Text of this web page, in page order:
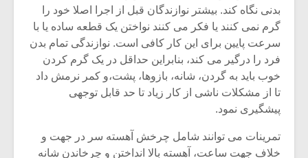
بدنی نگاه کند. بیشتر نوازندگان قبل از اجرا اصلا خود را
گرم نمی کنند یا فکر می کنند نواختن یک قطعه ساده یا با
سرعت پایین برای این کار کافی است. نوازندگی تمام بدن
فرد را درگیر می کند، بنابراین حداقل در یک گرم کردن
خوب باید به گردن، شانه، بازوها، پشت،و کمر نرمش داد
تا از مشکلات ناشی از کار زیاد تا حد قابل توجهی
پیشگیری نمود.
تمرینات می توانند شامل چرخش آهسته سر در جهت و
خلاف جهت ساعت، آهسته بالا انداختن و چرخاندن شانه